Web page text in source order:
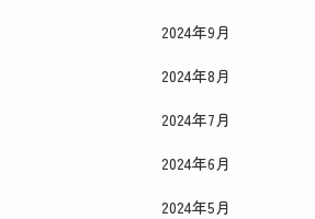
2024年9月
2024年8月
2024年7月
2024年6月
2024年5月